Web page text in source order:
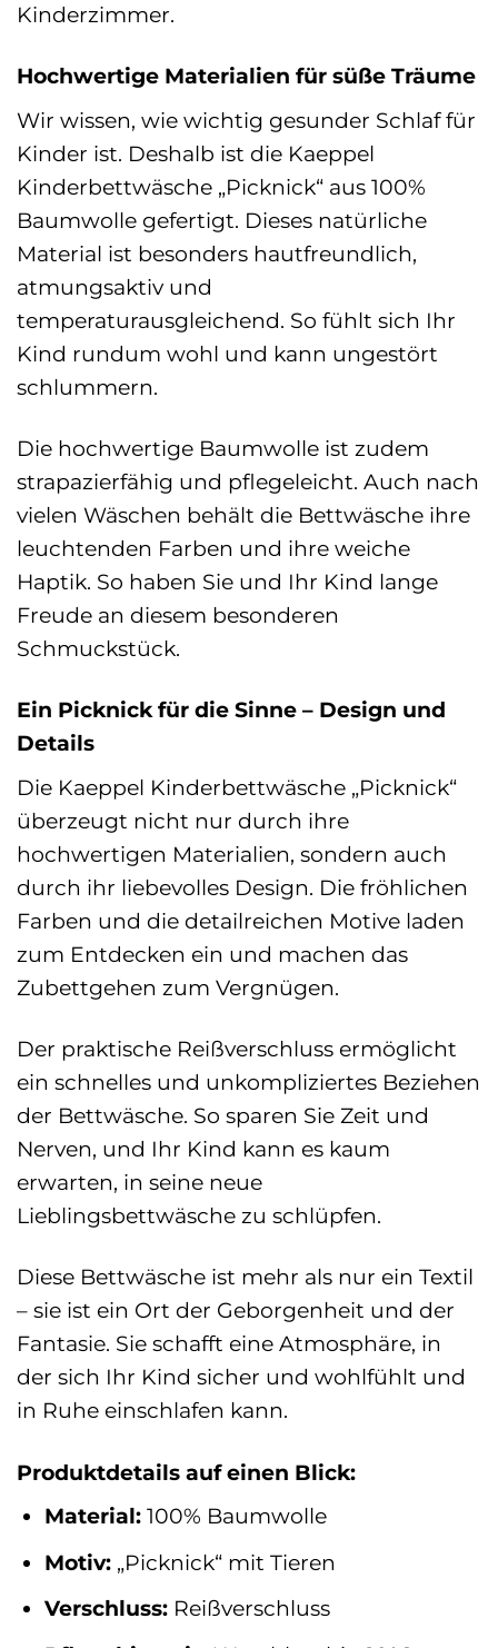
Kinderzimmer.
Hochwertige Materialien für süße Träume
Wir wissen, wie wichtig gesunder Schlaf für
Kinder ist. Deshalb ist die Kaeppel
Kinderbettwäsche „Picknick“ aus 100%
Baumwolle gefertigt. Dieses natürliche
Material ist besonders hautfreundlich,
atmungsaktiv und
temperaturausgleichend. So fühlt sich Ihr
Kind rundum wohl und kann ungestört
schlummern.
Die hochwertige Baumwolle ist zudem
strapazierfähig und pflegeleicht. Auch nach
vielen Wäschen behält die Bettwäsche ihre
leuchtenden Farben und ihre weiche
Haptik. So haben Sie und Ihr Kind lange
Freude an diesem besonderen
Schmuckstück.
Ein Picknick für die Sinne – Design und
Details
Die Kaeppel Kinderbettwäsche „Picknick“
überzeugt nicht nur durch ihre
hochwertigen Materialien, sondern auch
durch ihr liebevolles Design. Die fröhlichen
Farben und die detailreichen Motive laden
zum Entdecken ein und machen das
Zubettgehen zum Vergnügen.
Der praktische Reißverschluss ermöglicht
ein schnelles und unkompliziertes Beziehen
der Bettwäsche. So sparen Sie Zeit und
Nerven, und Ihr Kind kann es kaum
erwarten, in seine neue
Lieblingsbettwäsche zu schlüpfen.
Diese Bettwäsche ist mehr als nur ein Textil
– sie ist ein Ort der Geborgenheit und der
Fantasie. Sie schafft eine Atmosphäre, in
der sich Ihr Kind sicher und wohlfühlt und
in Ruhe einschlafen kann.
Produktdetails auf einen Blick:
Material: 100% Baumwolle
Motiv: „Picknick“ mit Tieren
Verschluss: Reißverschluss